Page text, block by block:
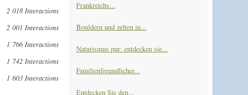
2 018 Interactions
2 001 Interactions
1 766 Interactions
1 742 Interactions
1 603 Interactions
Frankreichs...
Bouldern und zelten in...
Naturismus pur: entdecken sie...
Familienfreundlicher...
Entdecken Sie den...